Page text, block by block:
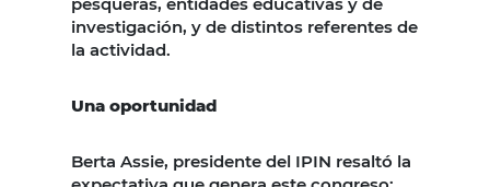
investigación, y de distintos referentes de
la actividad.
Una oportunidad
Berta Assie, presidente del IPIN resaltó la